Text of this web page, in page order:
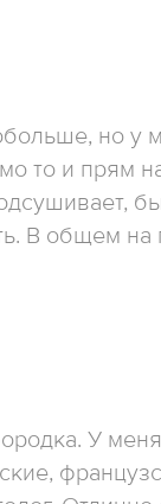
но у
то и прям
В общем на
У